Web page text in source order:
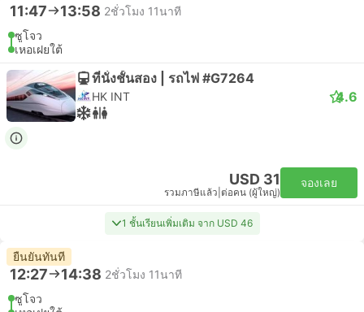
11:47 13:58 2ชั่วโมง 11นาที
ซูโจว
เหอเฝยใต้
ที่นั่งชั้นสอง | รถไฟ #G7264
HK INT 4.6
USD 31
รวมภาษีแล้ว ต่อคน (ผู้ใหญ่)
จองเลย
1 ชั้นเรียนเพิ่มเติม จาก USD 46
ยืนยันทันที
12:27 14:38 2ชั่วโมง 11นาที
ซูโจว